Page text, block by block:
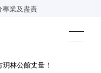
專業及盡責
質，建議實用
施工團隊專業細心
合，效果非常滿意
體來說相當滿意
林公館丈量！